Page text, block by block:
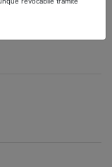
LOCALI ESERCIZI